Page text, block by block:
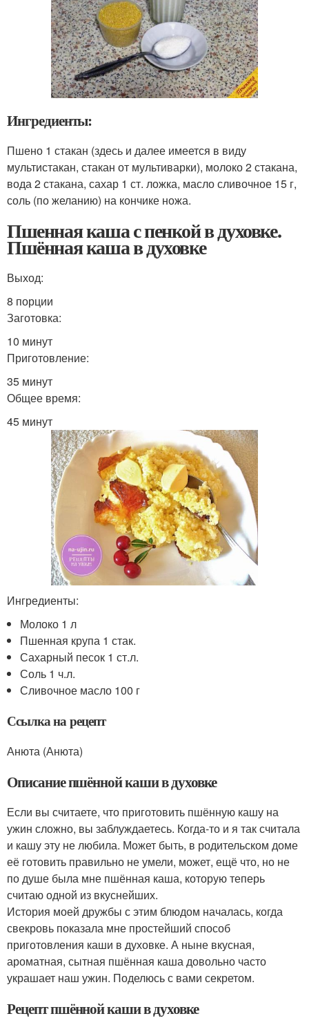
Ингредиенты:
Пшено 1 стакан (здесь и далее имеется в виду
мультистакан, стакан от мультиварки), молоко 2 стакана,
вода 2 стакана, сахар 1 ст. ложка, масло сливочное 15 г,
соль (по желанию) на кончике ножа.
Пшенная каша с пенкой в духовке.
Пшённая каша в духовке
Выход:
8 порции
Заготовка:
10 минут
Приготовление:
35 минут
Общее время:
45 минут
Ингредиенты:
Молоко 1 л
Пшенная крупа 1 стак.
Сахарный песок 1 ст.л.
Соль 1 ч.л.
Сливочное масло 100 г
Ссылка на рецепт
Анюта (Анюта)
Описание пшённой каши в духовке
Если вы считаете, что приготовить пшённую кашу на
ужин сложно, вы заблуждаетесь. Когда-то и я так считала
и кашу эту не любила. Может быть, в родительском доме
её готовить правильно не умели, может, ещё что, но не
по душе была мне пшённая каша, которую теперь
считаю одной из вкуснейших.
История моей дружбы с этим блюдом началась, когда
свекровь показала мне простейший способ
приготовления каши в духовке. А ныне вкусная,
ароматная, сытная пшённая каша довольно часто
украшает наш ужин. Поделюсь с вами секретом.
Рецепт пшённой каши в духовке